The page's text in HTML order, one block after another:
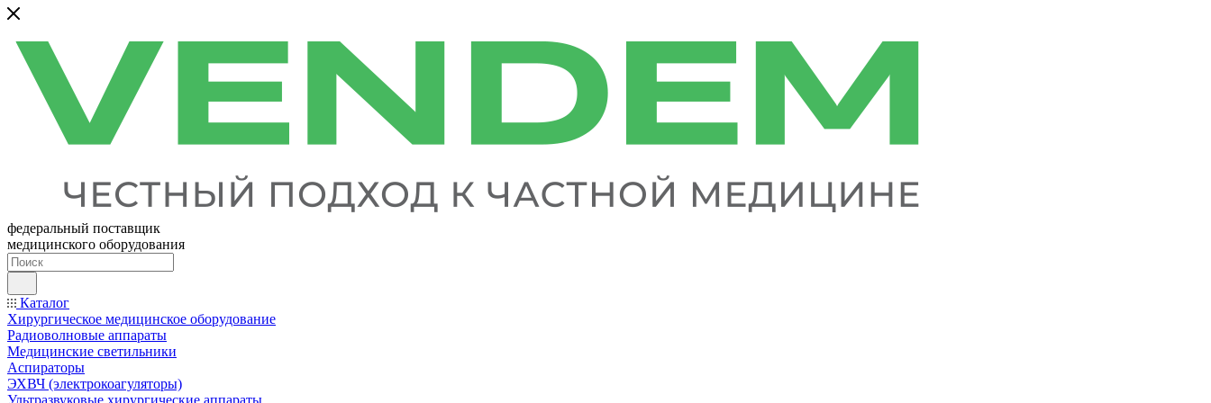
федеральный поставщик
медицинского оборудования
Каталог
Хирургическое медицинское оборудование
Радиоволновые аппараты
Медицинские светильники
Аспираторы
ЭХВЧ (электрокоагуляторы)
Ультразвуковые хирургические аппараты